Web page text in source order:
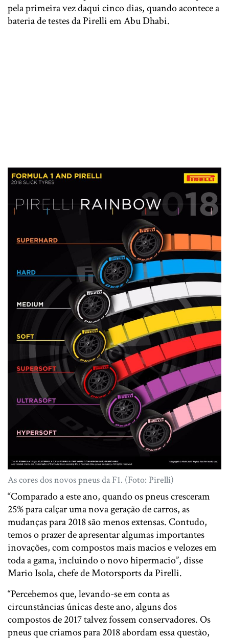
pela primeira vez daqui cinco dias, quando acontece a
bateria de testes da Pirelli em Abu Dhabi.
As cores dos novos pneus da F1. (Foto: Pirelli)
“Comparado a este ano, quando os pneus cresceram
25% para calçar uma nova geração de carros, as
mudanças para 2018 são menos extensas. Contudo,
temos o prazer de apresentar algumas importantes
inovações, com compostos mais macios e velozes em
toda a gama, incluindo o novo hipermacio”, disse
Mario Isola, chefe de Motorsports da Pirelli.
“Percebemos que, levando-se em conta as
circunstâncias únicas deste ano, alguns dos
compostos de 2017 talvez fossem conservadores. Os
pneus que criamos para 2018 abordam essa questão,